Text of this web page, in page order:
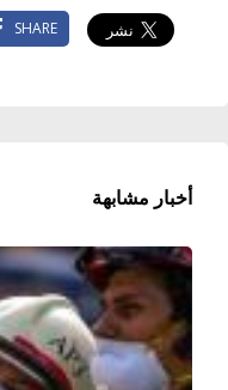
SHARE
أخبار مشابهة